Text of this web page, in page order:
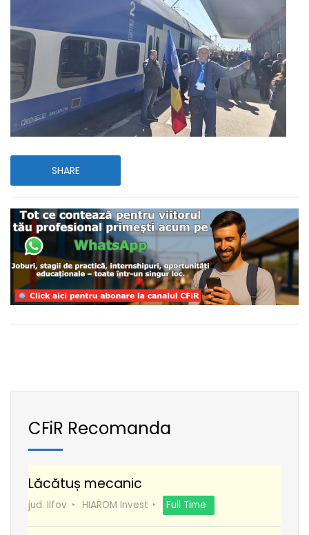
SHARE
CFiR Recomanda
Lăcătuș mecanic
jud. Ilfov HIAROM Invest Full Time